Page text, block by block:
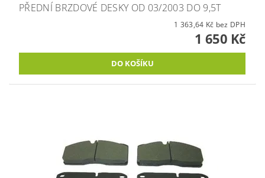
PŘEDNÍ BRZDOVÉ DESKY OD 03/2003 DO 9,5T
1 363,64 Kč bez DPH
1 650 Kč